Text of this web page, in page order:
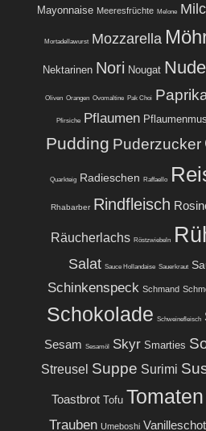
Mayonnaise Meeresfrüchte Melone
Mortadellawurst Mozzarella
Nektarinen Nori Nougat
Oliven Orangen Ovomaltine Pak Choi
Pfirsiche Pflaumen Pflaumenmus
Pudding Puderzucker
Quarkteig Radieschen Raffaello
Rhabarber Rindfleisch
Räucherlachs Röstzwiebeln
Salat Sauce Hollandaise Sauerkraut
Schinkenspeck Schmand
Schokolade Schweinefleisch
Sesam Sesamöl Skyr Smarties
Streusel Suppe Surimi
Toastbrot Tofu Tomaten
Trauben Umeboshi